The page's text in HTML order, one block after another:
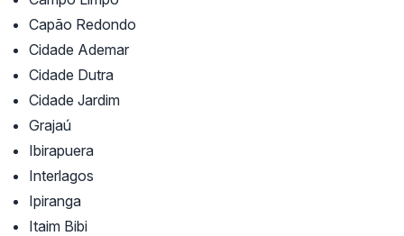
Capão Redondo
Cidade Ademar
Cidade Dutra
Cidade Jardim
Grajaú
Ibirapuera
Interlagos
Ipiranga
Itaim Bibi